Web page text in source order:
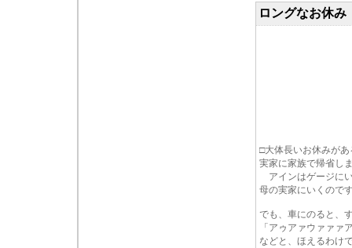
ロングなお休み
□大体長いお休みが
実家に家族で帰省し
アインはゲージに
母の実家にいくので
でも、車にのると、
「アゥアァウァァァ
などと、ほえるわけ